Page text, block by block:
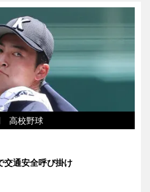
高校野球
交通安全呼び掛け